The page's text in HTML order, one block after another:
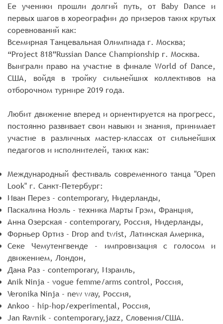
Ее ученики прошли долгий путь, от Baby Dance и
первых шагов в хореографии до призеров таких крутых
соревнований как:
Всемирная Танцевальная Олимпиада г. Москва;
“Project 818”Russian Dance Championship г. Москва.
Выиграли право на участие в финале World of Dance,
США, войдя в тройку сильнейших коллективов на
отборочном турнире 2019 года.
Любит движение вперед и ориентируется на прогресс,
постоянно развивает свои навыки и знания, принимает
участие в различных мастер-классах от сильнейших
педагогов и исполнителей, таких как:
Международный фестиваль современного танца "Open
Look" г. Санкт-Петербург:
Иван Перез - contemporary, Нидерланды,
Паскалина Ноэль - техника Марты Грэм, Франция,
Анна Озерская - contemporary, Россия, Нидерланды,
Форньер Ортиз - Drop and twist, Латинская Америка,
Секе Чемутенгвенде - импровизация с голосом и
движением, Лондон,
Дана Раз - contemporary, Израиль,
Anik Ninja - vogue femme/arms control, Россия,
Veronika Ninja - new way, Россия,
Ankoo - hip-hop/experimental, Россия,
Jan Ravnik - contemporary,jazz, Словения/США.